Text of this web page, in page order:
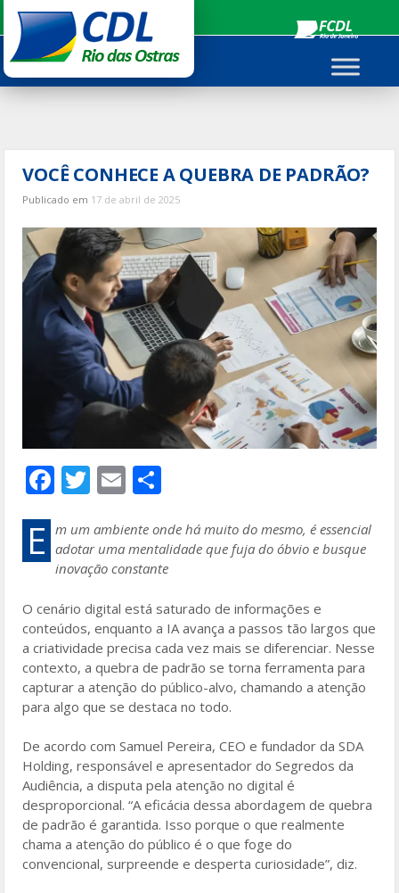
para
conteúdo
VOCÊ CONHECE A QUEBRA DE PADRÃO?
Publicado em 17 de abril de 2025
F
ac
e
b
o
k
T
w
itt
er
E
m
ai
l
ar
e
E
m um ambiente onde há muito do mesmo, é essencial
adotar uma mentalidade que fuja do óbvio e busque
inovação constante
O cenário digital está saturado de informações e
conteúdos, enquanto a IA avança a passos tão largos que
a criatividade precisa cada vez mais se diferenciar. Nesse
contexto, a quebra de padrão se torna ferramenta para
capturar a atenção do público-alvo, chamando a atenção
para algo que se destaca no todo.
De acordo com Samuel Pereira, CEO e fundador da SDA
Holding, responsável e apresentador do Segredos da
Audiência, a disputa pela atenção no digital é
desproporcional. “A eficácia dessa abordagem de quebra
de padrão é garantida. Isso porque o que realmente
chama a atenção do público é o que foge do
convencional, surpreende e desperta curiosidade”, diz.